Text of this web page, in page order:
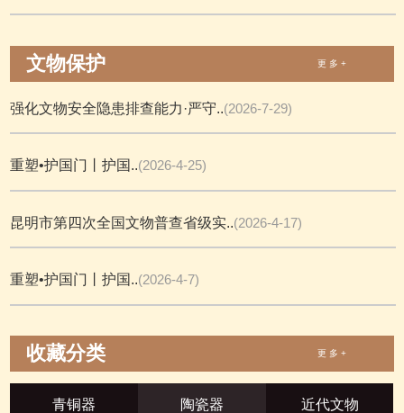
文物保护 更 多 +
强化文物安全隐患排查能力·严守..(2026-7-29)
重塑•护国门丨护国..(2026-4-25)
昆明市第四次全国文物普查省级实..(2026-4-17)
重塑•护国门丨护国..(2026-4-7)
收藏分类 更 多 +
青铜器 陶瓷器 近代文物